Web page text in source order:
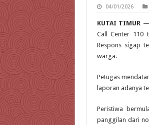
04/01/2026
KUTAI TIMUR —
Call Center 110
Respons sigap
warga.
Petugas
laporan adanya
Peristiwa
panggilan dari